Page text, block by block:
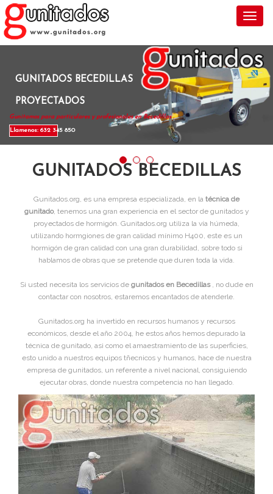
GUNITADOS BECEDILLAS
PROYECTADOS
Gunitamos para particulares y profesionales en Becedillas .
Llamenos: 632 345 850
GUNITADOS BECEDILLAS
Gunitados.org, es una empresa especializada, en la técnica de
gunitado, tenemos una gran experiencia en el sector de gunitados y
proyectados de hormigón. Gunitados.org utiliza la vía húmeda,
utilizando hormgiones de gran calidad mínimo H400, este es un
hormigón de gran calidad con una gran durabilidad, sobre todo si
hablamos de obras que se pretende que duren toda la vida.
Si usted necesita los servicios de gunitados en Becedillas , no dude en
contactar con nosotros, estaremos encantados de atenderle.
Gunitados.org ha invertido en recursos humanos y recursos
económicos, desde el año 2004, he estos años hemos depurado la
técnica de gunitado, asi como el amaestramiento de las superficies,
esto unido a nuestros equipos tñecnicos y humanos, hace de nuestra
empresa de gunitados, un referente a nivel nacional, consiguiendo
ejecutar obras, donde nuestra competencia no han llegado.